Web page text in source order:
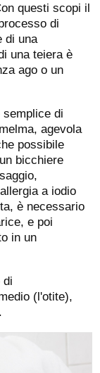
questi scopi il
di
di una
una teiera è
ago o un
di
agevola
possibile
bicchiere
a iodio
è necessario
e poi
in un
di
(l'otite),